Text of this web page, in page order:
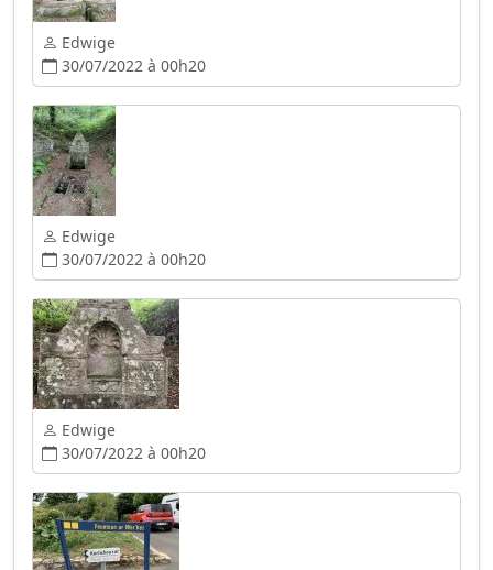
Edwige
30/07/2022 à 00h20
Edwige
30/07/2022 à 00h20
Edwige
30/07/2022 à 00h20